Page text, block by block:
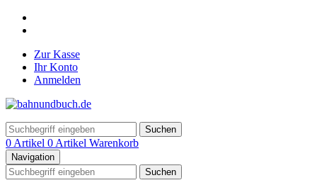
Zur Kasse
Ihr Konto
Anmelden
Suchen
0 Artikel 0 Artikel Warenkorb
Navigation
Suchen